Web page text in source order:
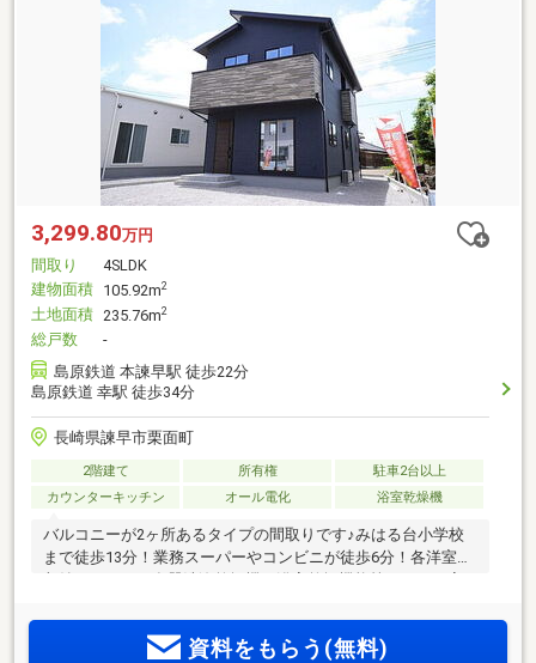
3,299.80万円
間取り
4SLDK
建物面積 105.92m2
土地面積 235.76m2
総戸数
-
島原鉄道 本諫早駅 徒歩22分
島原鉄道 幸駅 徒歩34分
長崎県諫早市栗面町
2階建て 所有権
駐車2台以上
カウンターキッチン
オール電化 浴室乾燥機
バルコニーが2ヶ所あるタイプの間取りです♪みはる台小学校
まで徒歩13分！業務スーパーやコンビニが徒歩6分！各洋室に
資料をもらう(無料)